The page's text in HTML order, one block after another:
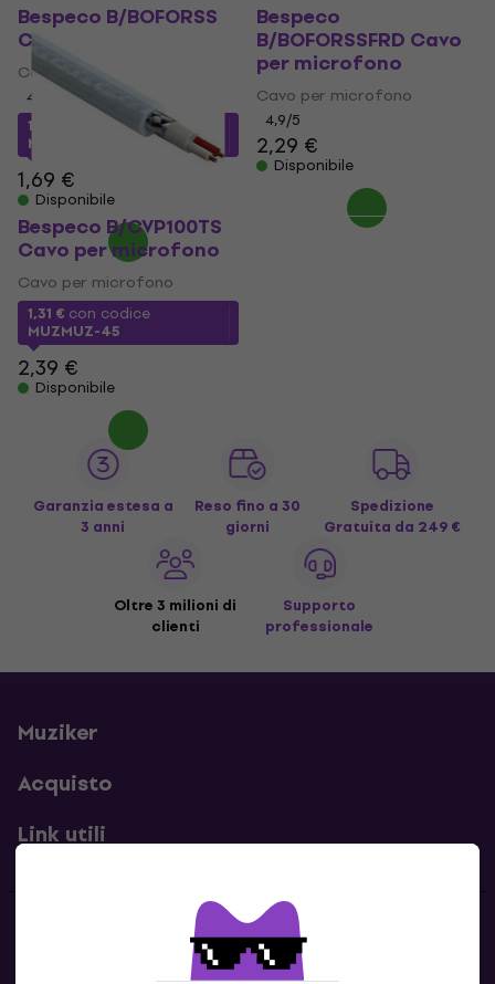
Bespeco B/BOFORSS
Cavo per microfono
Cavo per microfono
4,5
1,54 €
con codice
MUZMUZ-5
1,69 €
Disponibile
Bespeco
B/BOFORSSFRD Cavo
per microfono
Cavo per microfono
4,9/5
2,29 €
Disponibile
Bespeco B/CVP100TS
Cavo per microfono
Cavo per microfono
1,31 € con codice
MUZMUZ-45
2,39 €
Disponibile
Garanzia estesa a
3 anni
Reso fino a 30
giorni
Spedizione
Gratuita da 249 €
Oltre 3 milioni di
clienti
Supporto
professionale
Muziker
Acquisto
Link utili
Contatti